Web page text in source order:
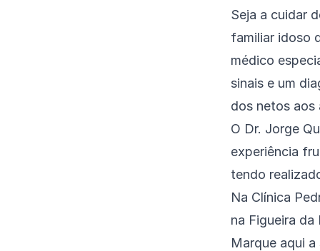
Seja a cuidar
familiar idoso
médico
sinais e um
dos netos aos
O Dr. Jorge
experiência
tendo
Na Clínica
na Figueira da
Marque aqui